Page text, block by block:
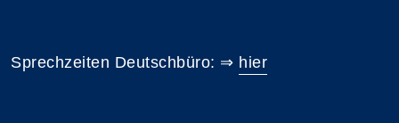
Sprechzeiten Deutschbüro: ⇒ hier